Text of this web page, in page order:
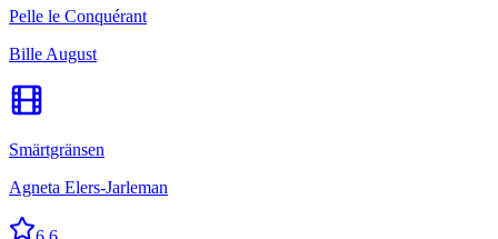
Pelle le Conquérant
Bille August
Smärtgränsen
Agneta Elers-Jarleman